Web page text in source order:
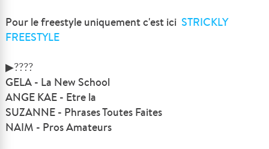
Pour le freestyle uniquement c'est ici STRICKLY
FREESTYLE
▶????
GELA - La New School
ANGE KAE - Etre la
SUZANNE - Phrases Toutes Faites
NAIM - Pros Amateurs